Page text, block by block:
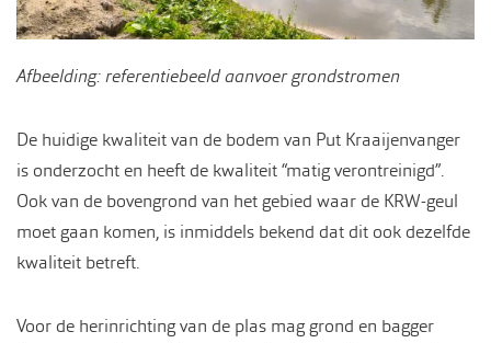
Afbeelding: referentiebeeld aanvoer grondstromen
De huidige kwaliteit van de bodem van Put Kraaijenvanger
is onderzocht en heeft de kwaliteit “matig verontreinigd”.
Ook van de bovengrond van het gebied waar de KRW-geul
moet gaan komen, is inmiddels bekend dat dit ook dezelfde
kwaliteit betreft.
Voor de herinrichting van de plas mag grond en bagger